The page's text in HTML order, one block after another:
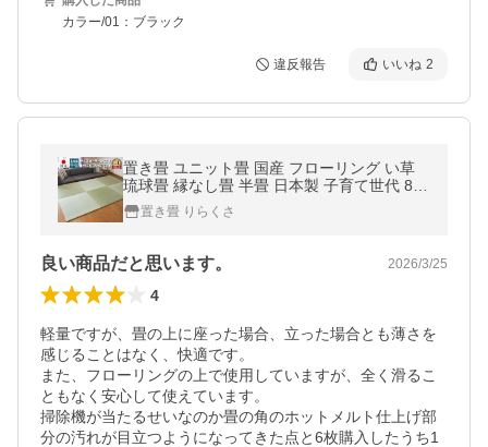
カラー/01：ブラック
違反報告 いいね 2
置き畳 ユニット畳 国産 フローリング い草
琉球畳 縁なし畳 半畳 日本製 子育て世代 82×
82×1.5cm(6枚セット)サイズオーダー対応(小
町)置き畳 りらくさ
良い商品だと思います。 2026/3/25
4
軽量ですが、畳の上に座った場合、立った場合とも薄さを
感じることはなく、快適です。
また、フローリングの上で使用していますが、全く滑るこ
ともなく安心して使えています。
掃除機が当たるせいなのか畳の角のホットメルト仕上げ部
分の汚れが目立つようになってきた点と6枚購入したうち1